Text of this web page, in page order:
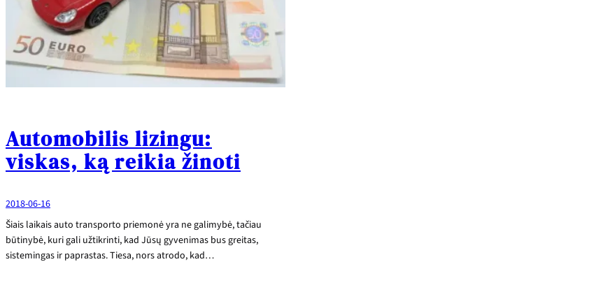
Automobilis lizingu:
viskas, ką reikia žinoti
2018-06-16
Šiais laikais auto transporto priemonė yra ne galimybė, tačiau
būtinybė, kuri gali užtikrinti, kad Jūsų gyvenimas bus greitas,
sistemingas ir paprastas. Tiesa, nors atrodo, kad…